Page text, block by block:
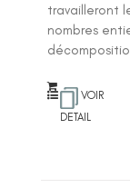
travailleront
nombres
VOIR
DETAIL